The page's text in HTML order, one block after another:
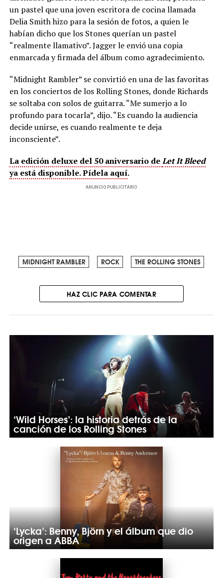
un pastel que una joven escritora de cocina llamada
Delia Smith hizo para la sesión de fotos, a quien le
habían dicho que los Stones querían un pastel
“realmente llamativo”. Jagger le envió una copia
enmarcada y firmada del álbum como agradecimiento.
“Midnight Rambler” se convirtió en una de las favoritas
en los conciertos de los Rolling Stones, donde Richards
se soltaba con solos de guitarra. “Me sumerjo a lo
profundo para tocarla”, dijo. “Es cuando la audiencia
decide unirse, es cuando realmente te deja
inconsciente”.
La edición deluxe del 50 aniversario deLet It Bleed
ya está disponible. Pídela aquí.
ANUNCIO PUBLICITARIO
MIDNIGHT RAMBLER ROCK THE ROLLING STONES
HAZ CLIC PARA COMENTAR
‘Wild Horses’: la historia detrás de la
canción de los Rolling Stones
‘Lycka’: Benny, Björn y el álbum que dio
origen a ABBA